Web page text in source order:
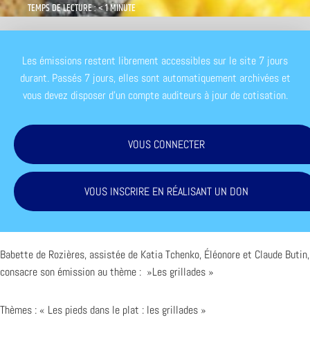
TEMPS DE LECTURE : < 1 MINUTE
Les émissions restent librement accessibles sur le site 7 jours
durant. Passés 7 jours, elles sont automatiquement archivées et
vous devez disposer d'un compte auditeurs à jour de cotisation.
VOUS CONNECTER
VOUS INSCRIRE EN RÉALISANT UN DON
Babette de Rozières, assistée de Katia Tchenko, Éléonore et Claude Butin,
consacre son émission au thème : »Les grillades »
Thèmes : « Les pieds dans le plat : les grillades »